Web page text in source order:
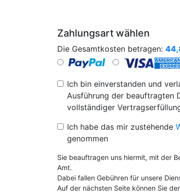
Zahlungsart wählen
Die Gesamtkosten betragen:
Ich bin einverstanden und
Ausführung der beauftragten
vollständiger
Ich habe das mir zustehende
genommen
Sie beauftragen uns hiermit, mit der
Amt.
Dabei fallen Gebühren für unsere
Auf der nächsten Seite können Sie